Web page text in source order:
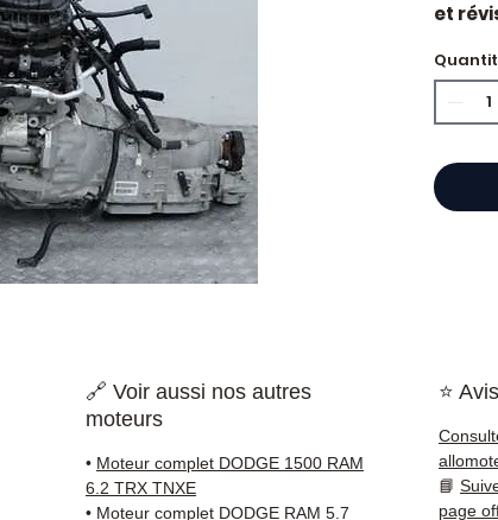
et
sur
🔗 Voir aussi nos autres
moteurs
• Moteur complet DODGE 1500 RAM
6.2 TRX TNXE
• Moteur complet DODGE RAM 5.7
⭐
📘
page